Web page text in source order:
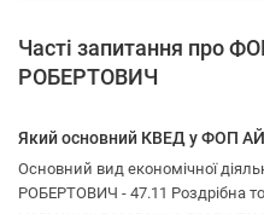
Часті запитання про
РОБЕРТОВИЧ
Який основний КВЕД у ФОП
Основний вид економічної
РОБЕРТОВИЧ - 47.11 Роздрібна